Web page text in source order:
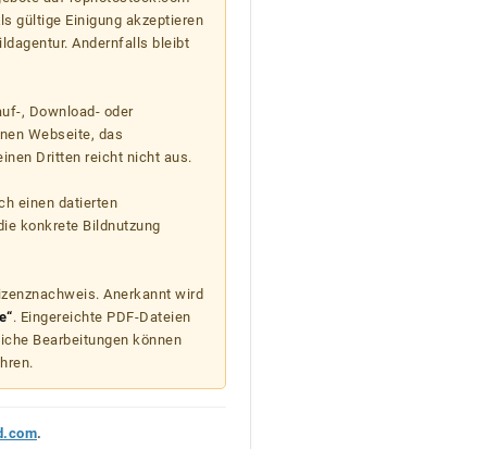
gültige Einigung akzeptieren
Andernfalls bleibt
, Download- oder
Webseite, das
Dritten reicht nicht aus.
einen datierten
konkrete Bildnutzung
Anerkannt wird
. Eingereichte PDF-Dateien
Bearbeitungen können
.